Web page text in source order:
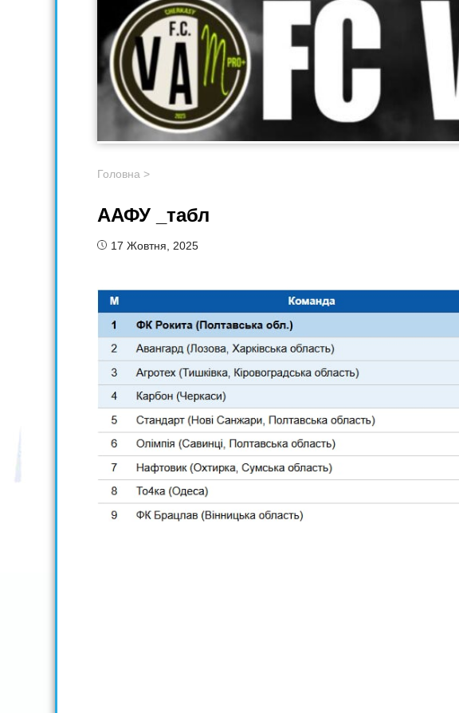
Головна >
ААФУ _табл
17 Жовтня, 2025